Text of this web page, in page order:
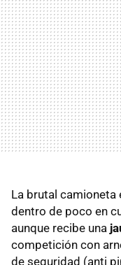
La brutal
dentro de poco en
aunque recibe una
competición con
de seguridad (anti